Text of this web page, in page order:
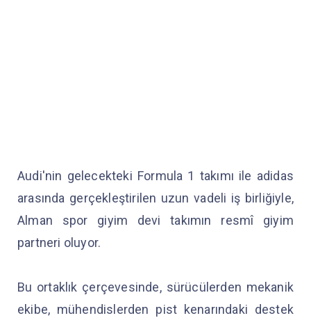
Audi'nin gelecekteki Formula 1 takımı ile adidas
arasında gerçekleştirilen uzun vadeli iş birliğiyle,
Alman spor giyim devi takımın resmî giyim
partneri oluyor.
Bu ortaklık çerçevesinde, sürücülerden mekanik
ekibe, mühendislerden pist kenarındaki destek